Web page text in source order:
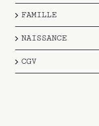
FAMILLE
NAISSANCE
CGV